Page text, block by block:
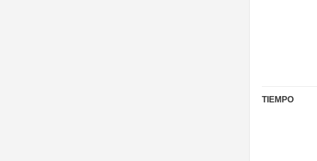
TIEMPO